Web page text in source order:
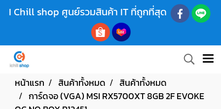
I Chill shop ศูนย์รวมสินค้า IT ที่ถูกที่สุด
หน้าแรก สินค้าทั้งหมด
สินค้าทั้งหมด
การ์ดจอ (VGA) MSI RX5700XT 8GB 2F EVOKE